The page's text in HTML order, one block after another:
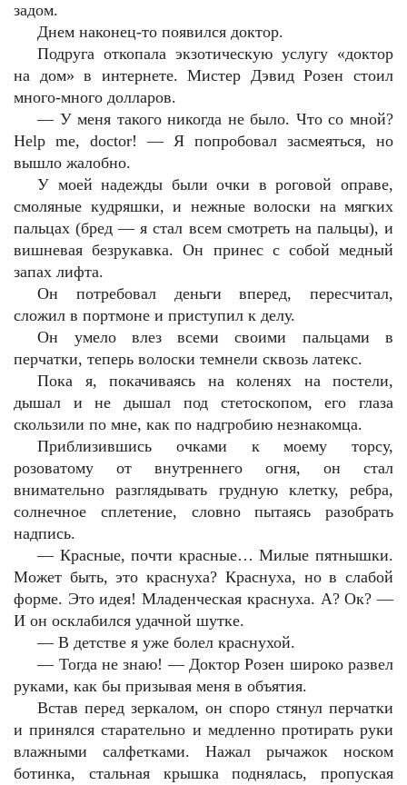
задом.
Днем наконец-то появился доктор.
Подруга откопала экзотическую услугу «доктор
на дом» в интернете. Мистер Дэвид Розен стоил
много-много долларов.
— У меня такого никогда не было. Что со мной?
Help me, doctor! — Я попробовал засмеяться, но
вышло жалобно.
У моей надежды были очки в роговой оправе,
смоляные кудряшки, и нежные волоски на мягких
пальцах (бред — я стал всем смотреть на пальцы), и
вишневая безрукавка. Он принес с собой медный
запах лифта.
Он потребовал деньги вперед, пересчитал,
сложил в портмоне и приступил к делу.
Он умело влез всеми своими пальцами в
перчатки, теперь волоски темнели сквозь латекс.
Пока я, покачиваясь на коленях на постели,
дышал и не дышал под стетоскопом, его глаза
скользили по мне, как по надгробию незнакомца.
Приблизившись очками к моему торсу,
розоватому от внутреннего огня, он стал
внимательно разглядывать грудную клетку, ребра,
солнечное сплетение, словно пытаясь разобрать
надпись.
— Красные, почти красные… Милые пятнышки.
Может быть, это краснуха? Краснуха, но в слабой
форме. Это идея! Младенческая краснуха. А? Ок? —
И он осклабился удачной шутке.
— В детстве я уже болел краснухой.
— Тогда не знаю! — Доктор Розен широко развел
руками, как бы призывая меня в объятия.
Встав перед зеркалом, он споро стянул перчатки
и принялся старательно и медленно протирать руки
влажными салфетками. Нажал рычажок носком
ботинка, стальная крышка поднялась, пропуская